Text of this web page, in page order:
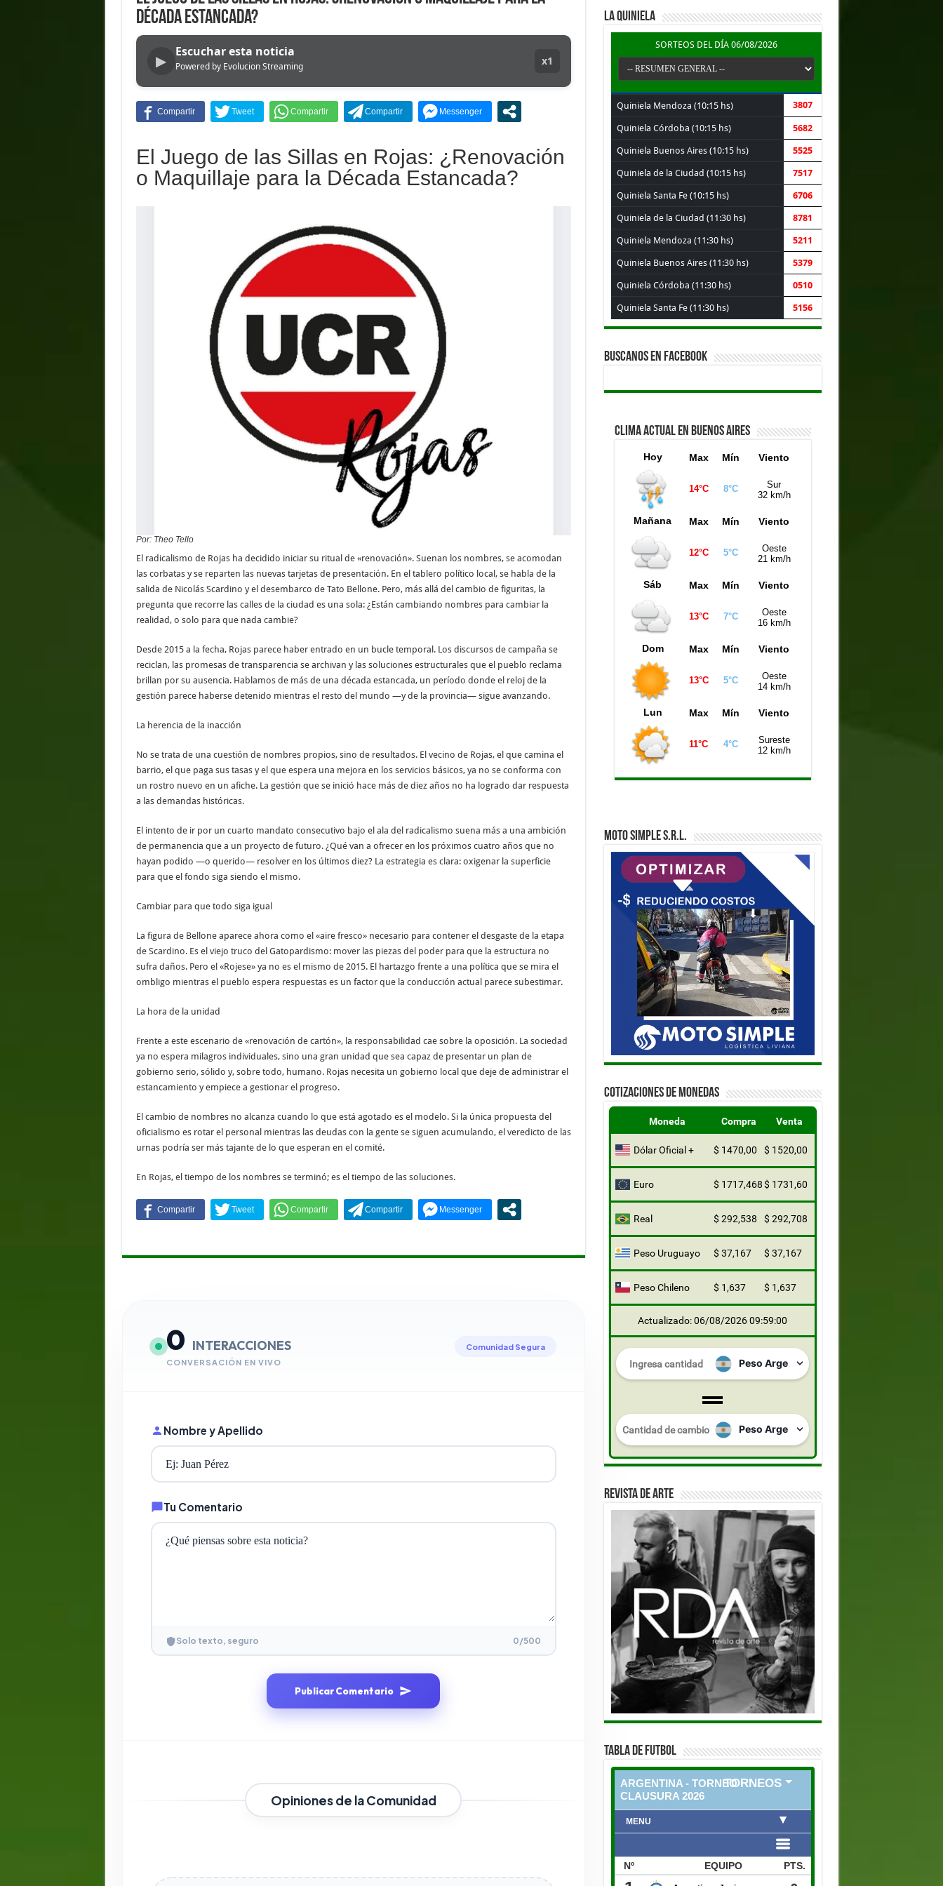
Década Estancada?
▶
Escuchar esta noticia
Powered by Evolucion Streaming x1
El Juego de las Sillas en Rojas: ¿Renovación
o Maquillaje para la Década Estancada?
Por: Theo Tello
El radicalismo de Rojas ha decidido iniciar su ritual de «renovación». Suenan los nombres, se acomodan
las corbatas y se reparten las nuevas tarjetas de presentación. En el tablero político local, se habla de la
salida de Nicolás Scardino y el desembarco de Tato Bellone. Pero, más allá del cambio de figuritas, la
pregunta que recorre las calles de la ciudad es una sola: ¿Están cambiando nombres para cambiar la
realidad, o solo para que nada cambie?
Desde 2015 a la fecha, Rojas parece haber entrado en un bucle temporal. Los discursos de campaña se
reciclan, las promesas de transparencia se archivan y las soluciones estructurales que el pueblo reclama
brillan por su ausencia. Hablamos de más de una década estancada, un período donde el reloj de la
gestión parece haberse detenido mientras el resto del mundo —y de la provincia— sigue avanzando.
La herencia de la inacción
No se trata de una cuestión de nombres propios, sino de resultados. El vecino de Rojas, el que camina el
barrio, el que paga sus tasas y el que espera una mejora en los servicios básicos, ya no se conforma con
un rostro nuevo en un afiche. La gestión que se inició hace más de diez años no ha logrado dar respuesta
a las demandas históricas.
El intento de ir por un cuarto mandato consecutivo bajo el ala del radicalismo suena más a una ambición
de permanencia que a un proyecto de futuro. ¿Qué van a ofrecer en los próximos cuatro años que no
hayan podido —o querido— resolver en los últimos diez? La estrategia es clara: oxigenar la superficie
para que el fondo siga siendo el mismo.
Cambiar para que todo siga igual
La figura de Bellone aparece ahora como el «aire fresco» necesario para contener el desgaste de la etapa
de Scardino. Es el viejo truco del Gatopardismo: mover las piezas del poder para que la estructura no
sufra daños. Pero el «Rojese» ya no es el mismo de 2015. El hartazgo frente a una política que se mira el
ombligo mientras el pueblo espera respuestas es un factor que la conducción actual parece subestimar.
La hora de la unidad
Frente a este escenario de «renovación de cartón», la responsabilidad cae sobre la oposición. La sociedad
ya no espera milagros individuales, sino una gran unidad que sea capaz de presentar un plan de
gobierno serio, sólido y, sobre todo, humano. Rojas necesita un gobierno local que deje de administrar el
estancamiento y empiece a gestionar el progreso.
El cambio de nombres no alcanza cuando lo que está agotado es el modelo. Si la única propuesta del
oficialismo es rotar el personal mientras las deudas con la gente se siguen acumulando, el veredicto de las
urnas podría ser más tajante de lo que esperan en el comité.
En Rojas, el tiempo de los nombres se terminó; es el tiempo de las soluciones.
0 INTERACCIONES
CONVERSACIÓN EN VIVO
Comunidad Segura
Nombre y Apellido
Tu Comentario
Solo texto, seguro 0/500
Publicar Comentario
Opiniones de la Comunidad
LA QUINIELA
SORTEOS DEL DÍA 06/08/2026
Quiniela Mendoza (10:15 hs) 3807
Quiniela Córdoba (10:15 hs) 5682
Quiniela Buenos Aires (10:15 hs) 5525
Quiniela de la Ciudad (10:15 hs) 7517
Quiniela Santa Fe (10:15 hs) 6706
Quiniela de la Ciudad (11:30 hs) 8781
Quiniela Mendoza (11:30 hs) 5211
Quiniela Buenos Aires (11:30 hs) 5379
Quiniela Córdoba (11:30 hs) 0510
Quiniela Santa Fe (11:30 hs) 5156
BUSCANOS EN FACEBOOK
CLIMA ACTUAL EN BUENOS AIRES
Hoy Max Mín Viento
14°C 8°C
Sur
32 km/h
Mañana Max Mín Viento
12°C 5°C
Oeste
21 km/h
Sáb Max Mín Viento
13°C 7°C
Oeste
16 km/h
Dom Max Mín Viento
13°C 5°C
Oeste
14 km/h
Lun Max Mín Viento
11°C 4°C
Sureste
12 km/h
MOTO SIMPLE S.R.L.
COTIZACIONES DE MONEDAS
Moneda Compra Venta
Dólar Oficial + $ 1470,00 $ 1520,00
Euro $ 1717,468$ 1731,60
Real $ 292,538 $ 292,708
Peso Uruguayo $ 37,167 $ 37,167
Peso Chileno $ 1,637 $ 1,637
Actualizado: 06/08/2026 09:59:00
REVISTA DE ARTE
TABLA DE FUTBOL